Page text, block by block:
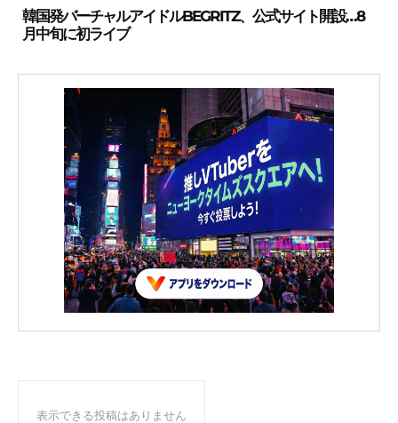
韓国発バーチャルアイドルBEGRITZ、公式サイト開設…8
月中旬に初ライブ
表示できる投稿はありません